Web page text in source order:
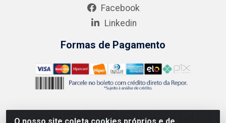
Facebook
Linkedin
Formas de Pagamento